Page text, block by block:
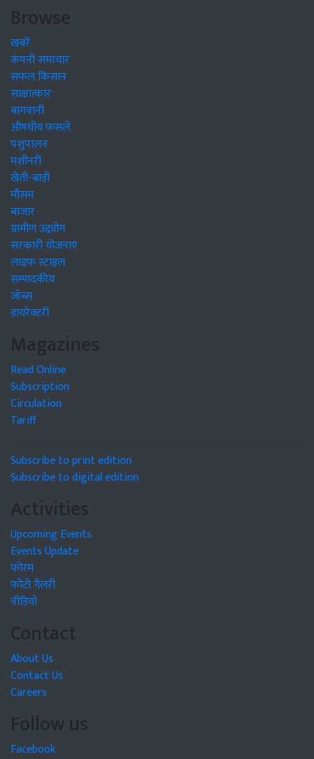
Browse
खबरें
कंपनी समाचार
सफल किसान
साक्षात्कार
बागवानी
औषधीय फसलें
पशुपालन
मशीनरी
खेती-बाड़ी
मौसम
बाजार
ग्रामीण उद्द्योग
सरकारी योजनाएं
लाइफ स्टाइल
सम्पादकीय
जॉब्स
डायरेक्टरी
Magazines
Read Online
Subscription
Circulation
Tariff
Subscribe to print edition
Subscribe to digital edition
Activities
Upcoming Events
Events Update
फोरम
फोटो गैलरी
वीडियो
Contact
About Us
Contact Us
Careers
Follow us
Facebook